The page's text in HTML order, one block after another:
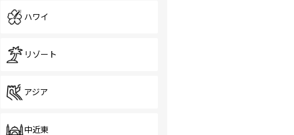
ハワイ
リゾート
アジア
中近東